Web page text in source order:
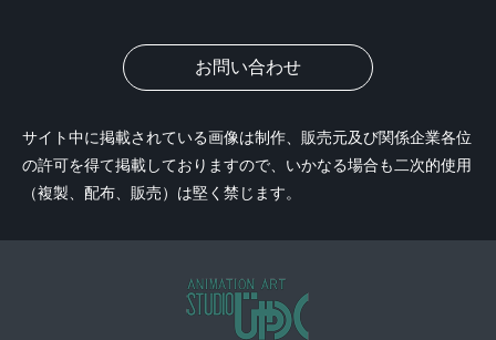
お問い合わせ
サイト中に掲載されている画像は制作、販売元及び関係企業各位
の許可を得て掲載しておりますので、いかなる場合も二次的使用
（複製、配布、販売）は堅く禁じます。